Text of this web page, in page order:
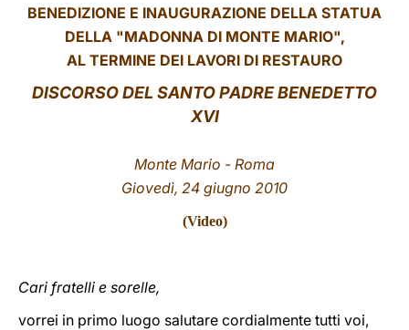
BENEDIZIONE E INAUGURAZIONE DELLA STATUA
DELLA "MADONNA DI MONTE MARIO",
AL TERMINE DEI LAVORI DI RESTAURO
DISCORSO DEL SANTO PADRE BENEDETTO
XVI
Monte Mario - Roma
Giovedì, 24 giugno 2010
(Video)
Cari fratelli e sorelle,
vorrei in primo luogo salutare cordialmente tutti voi,